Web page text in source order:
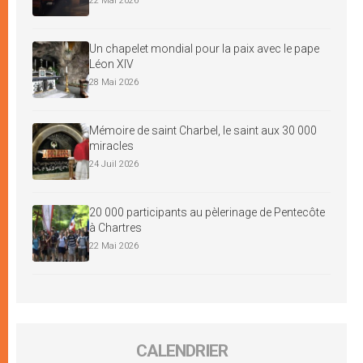
Un chapelet mondial pour la paix avec le pape
Léon XIV
28 Mai 2026
Mémoire de saint Charbel, le saint aux 30 000
miracles
24 Juil 2026
20 000 participants au pèlerinage de Pentecôte
à Chartres
22 Mai 2026
CALENDRIER